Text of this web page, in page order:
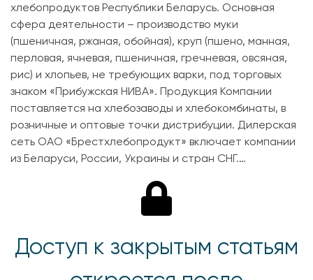
хлебопродуктов Республики Беларусь. Основная
сфера деятельности – производство муки
(пшеничная, ржаная, обойная), круп (пшено, манная,
перловая, ячневая, пшеничная, гречневая, овсяная,
рис) и хлопьев, не требующих варки, под торговых
знаком «Прибужская НИВА». Продукция Компании
поставляется на хлебозаводы и хлебокомбинаты, в
розничные и оптовые точки дистрибуции. Дилерская
сеть ОАО «Брестхлебопродукт» включает компании
из Беларуси, России, Украины и стран СНГ.…
Доступ к закрытым статьям